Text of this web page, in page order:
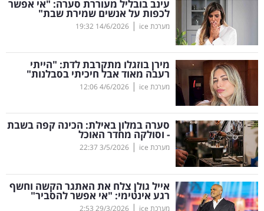
מדדים
ומחקרים
דעות
רכילות
עסקית
קריפטו
ויראלי
טלוויזיה
עסקי
עינב בובליל מעוררת סערה: "אי אפשר
לכפות על אנשים שמירת שבת"
מערכת ice |
14/6/2026
19:32
מירן בוזגלו מתקרבת לדת: "הייתי
רעבה מאוד אבל חיכיתי בסבלנות"
מערכת ice |
4/6/2026
12:06
סערה במלון באילת: הכינה קפה בשבת
- וסולקה מחדר האוכל
מערכת ice |
3/5/2026
22:37
אייל גולן צלח את האתגר הקשה וחשף
רגע אינטימי: "אי אפשר להסביר"
מערכת ice |
29/3/2026
2:53